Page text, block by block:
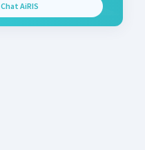
Chat AiRIS